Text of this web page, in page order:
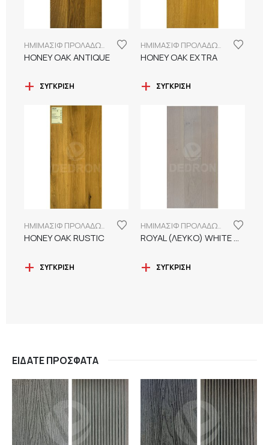
ΗΜΙΜΑΣΙΦ ΠΡΟΛΑΔΩΜΕΝΑ ΔΑΠΕΔΑ
HONEY OAK ANTIQUE
ΣΎΓΚΡΙΣΗ
ΗΜΙΜΑΣΙΦ ΠΡΟΛΑΔΩΜΕΝΑ ΔΑΠΕΔΑ
HONEY OAK EXTRA
ΣΎΓΚΡΙΣΗ
ΗΜΙΜΑΣΙΦ ΠΡΟΛΑΔΩΜΕΝΑ ΔΑΠΕΔΑ
HONEY OAK RUSTIC
ΣΎΓΚΡΙΣΗ
ΗΜΙΜΑΣΙΦ ΠΡΟΛΑΔΩΜΕΝΑ ΔΑΠΕΔΑ
ROYAL (ΛΕΥΚΟ) WHITE OAK NATURE
ΣΎΓΚΡΙΣΗ
ΕΊΔΑΤΕ ΠΡΌΣΦΑΤΑ